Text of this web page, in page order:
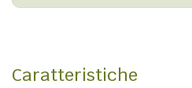
Caratteristiche